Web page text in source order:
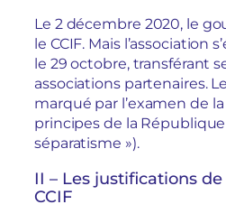
Le 2 décembre 2020, le
le CCIF. Mais l’association
le 29 octobre, transférant
associations partenaires.
marqué par l’examen de
principes de la République
séparatisme »).
II – Les justifications
CCIF